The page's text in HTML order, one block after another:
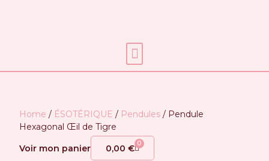
Home / ÉSOTÉRIQUE / Pendules / Pendule
Hexagonal Œil de Tigre
Voir mon panier
0,00€ 0